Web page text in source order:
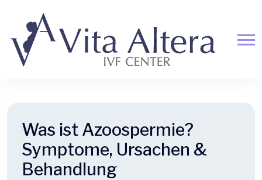
Was ist Azoospermie?
Symptome, Ursachen &
Behandlung